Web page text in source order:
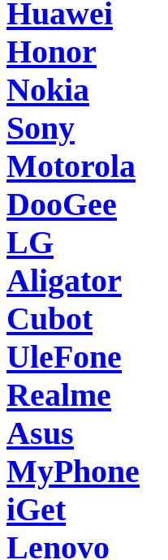
Huawei
Honor
Nokia
Sony
Motorola
DooGee
LG
Aligator
Cubot
UleFone
Realme
Asus
MyPhone
iGet
Lenovo